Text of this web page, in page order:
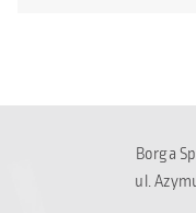
Borga
ul.